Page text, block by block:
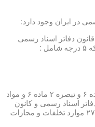
در ایران وجود دارد:
۱-مسئولیت انتظامی و اداری ماده ۳۸ قانون دفاتر اسناد رسمی
:
و طبق ماده ۲۹ آئین نامه های بند ۴ ماده ۶ و تبصره ۲ ماده ۶ و مواد
۲۸-۳۷ و ۵۳ قانون دفاتر اسناد رسمی و کانون
سردفتران و دفتریاران مصوب ۲۷/۱۱/۶۰ موارد تخلفات و مجازات